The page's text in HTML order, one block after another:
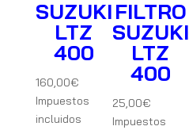
SUZUKI
LTZ
400
160,00€
Impuestos
incluidos
FILTRO
SUZUKI
LTZ
400
25,00€
Impuestos